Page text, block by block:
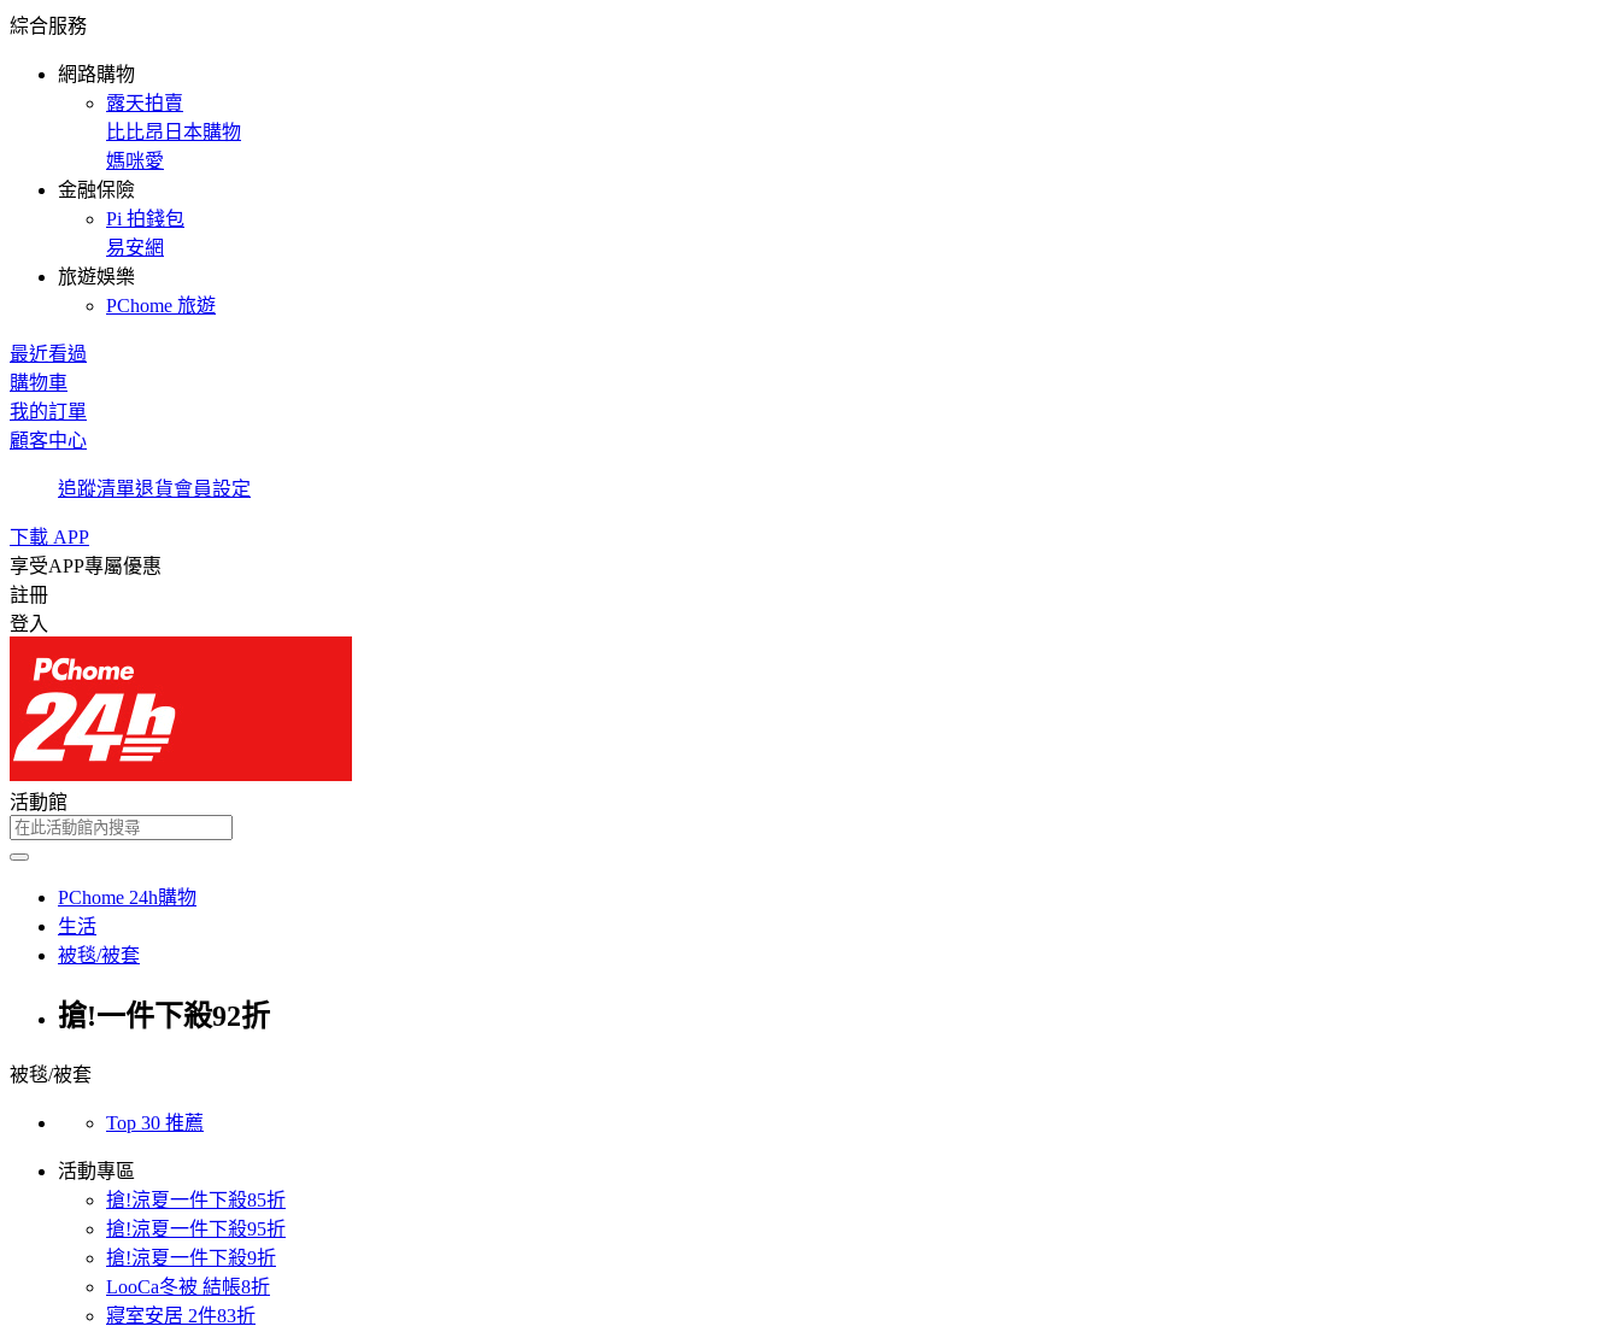
綜合服務
網路購物
露天拍賣
比比昂日本購物
媽咪愛
金融保險
Pi 拍錢包
易安網
旅遊娛樂
PChome 旅遊
最近看過
購物車
我的訂單
顧客中心
追蹤清單退貨會員設定
下載 APP
享受APP專屬優惠
註冊
登入
活動館
PChome 24h購物
生活
被毯/被套
搶!一件下殺92折
被毯/被套
Top 30 推薦
活動專區
搶!涼夏一件下殺85折
搶!涼夏一件下殺95折
搶!涼夏一件下殺9折
LooCa冬被 結帳8折
寢室安居 2件83折